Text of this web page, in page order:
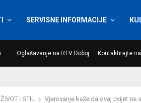
SERVISNE INFORMACIJE
Oglašavanje na RTV Doboj Kontaktirajte
ŽIVOT I STIL Vjerovanje kaže da ovaj cvijet ne